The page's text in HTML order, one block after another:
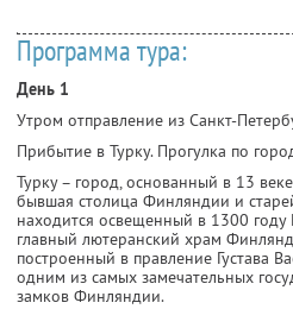
Программа тура:
День 1
Утром отправление из Санкт-
Прибытие в Турку. Прогулка по
Турку – город, основанный в 13
бывшая столица Финляндии и
находится освещенный в 1300
главный лютеранский храм
построенный в правление Густава
одним из самых замечательных
замков Финляндии.